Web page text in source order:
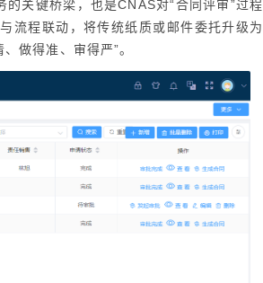
关键桥梁，也是CNAS对“合同评审”过程
流程联动，将传统纸质或邮件委托升级为
做得准、审得严”。